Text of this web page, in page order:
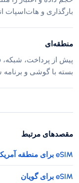
بارگذاری و هات‌اسپات
منطقه‌ای
پیش از پرداخت،
بسته با گوشی و
مقصدهای مرتبط
eSIM برای منطقه آمریکای لاتین
eSIM برای گویان